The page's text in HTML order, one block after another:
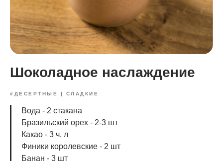
Шоколадное наслаждение
#ДЕСЕРТНЫЕ | СЛАДКИЕ
Вода - 2 стакана
Бразильский орех - 2-3 шт
Какао - 3 ч. л
Финики королевские - 2 шт
Банан - 3 шт